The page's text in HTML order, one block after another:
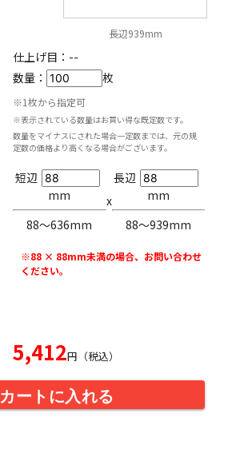
長辺939mm
仕上げ目： --
数量：
枚
※1枚から指定可
※表示されている数量はお買い得な既定数です。
数量をマイナスにされた場合一定数までは、元の規
定数の価格より高くなる場合がございます。
短辺
mm
88〜636mm
x
長辺
mm
88〜939mm
※88 × 88mm未満の場合、お問い合わせ
ください。
5,412円（税込）
カートに入れる